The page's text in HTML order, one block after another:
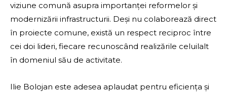
viziune comună asupra importanței reformelor și
modernizării infrastructurii. Deși nu colaborează direct
în proiecte comune, există un respect reciproc între
cei doi lideri, fiecare recunoscând realizările celuilalt
în domeniul său de activitate.
Ilie Bolojan este adesea aplaudat pentru eficiența și